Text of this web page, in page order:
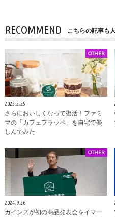
RECOMMEND こちらの記事も
OTHER
2025.2.25
さらにおいしくなって復活！ファミ
マの「カフェフラッペ」を自宅で楽
しんでみた
OTHER
2024.9.26
カインズが初の商品発表会をイマー